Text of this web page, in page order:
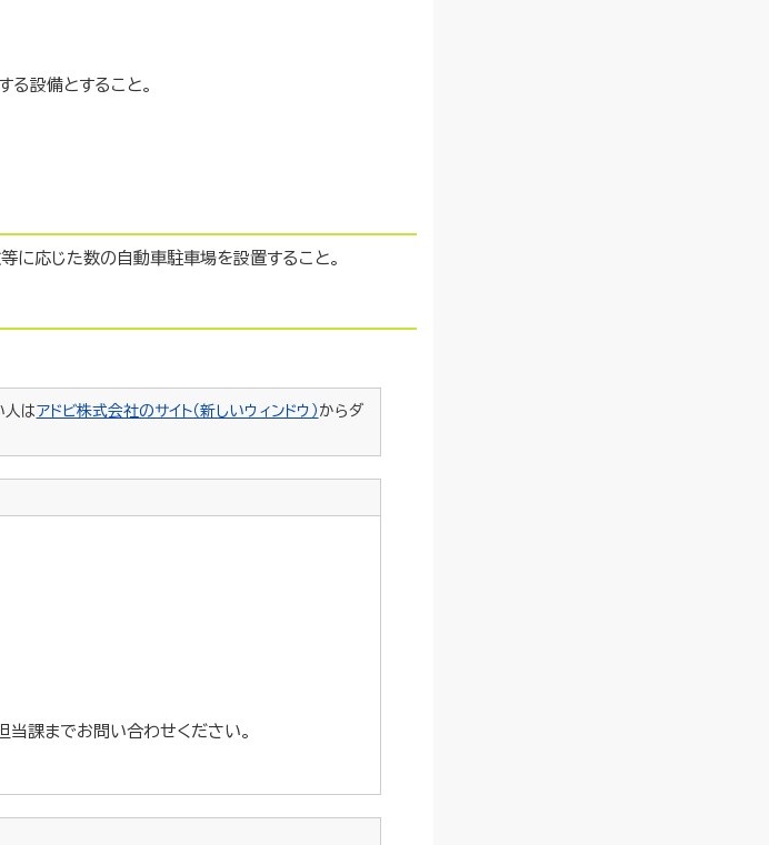
る設備とすること。
応じた数の自動車駐車場を設置すること。
人はアドビ株式会社のサイト（新しいウィンドウ） からダ
当課までお問い合わせください。